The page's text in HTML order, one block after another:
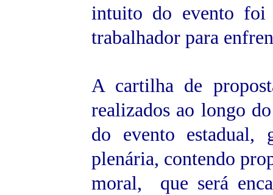
intuito do evento foi
trabalhador para
A cartilha de
realizados ao longo
do evento estadual,
plenária, contendo
moral, que será